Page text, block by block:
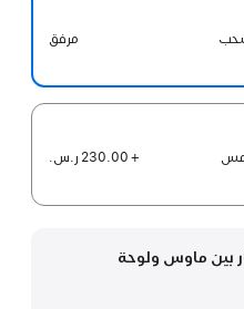
مرفق
+ 230.00 ر.س.‏
بين ماوس ولوحة